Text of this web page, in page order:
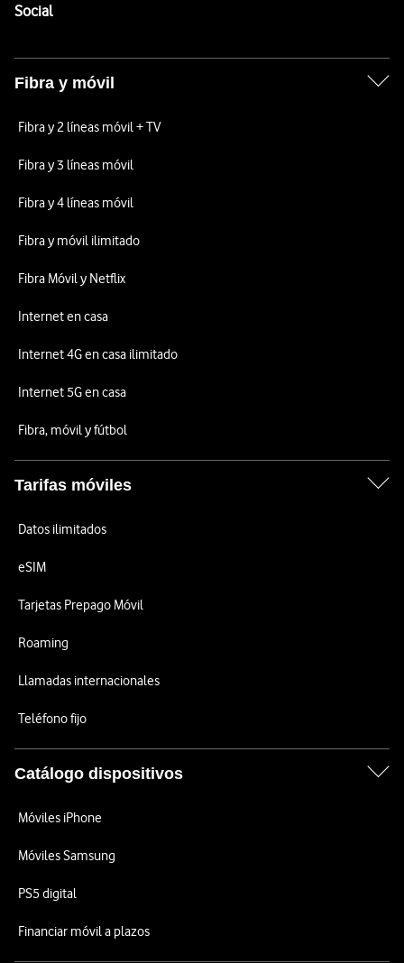
SocialEnlaces a las redes sociales de Vodafone
Fibra y móvil
Fibra y 2 líneas móvil + TV
Fibra y 3 líneas móvil
Fibra y 4 líneas móvil
Fibra y móvil ilimitado
Fibra Móvil y Netflix
Internet en casa
Internet 4G en casa ilimitado
Internet 5G en casa
Fibra, móvil y fútbol
Tarifas móviles
Datos ilimitados
eSIM
Tarjetas Prepago Móvil
Roaming
Llamadas internacionales
Teléfono fijo
Catálogo dispositivos
Móviles iPhone
Móviles Samsung
PS5 digital
Financiar móvil a plazos